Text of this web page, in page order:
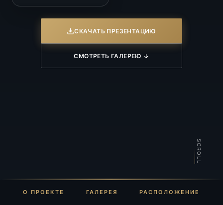
SCROLL
СКАЧАТЬ ПРЕЗЕНТАЦИЮ
СМОТРЕТЬ ГАЛЕРЕЮ ↓
О ПРОЕКТЕ ГАЛЕРЕЯ РАСПОЛОЖЕНИЕ